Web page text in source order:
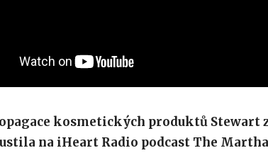
kosmetických produktů Stewart
na iHeart Radio podcast The